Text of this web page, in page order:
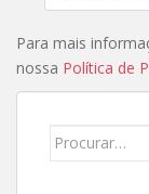
Para mais
nossa Política de
Search